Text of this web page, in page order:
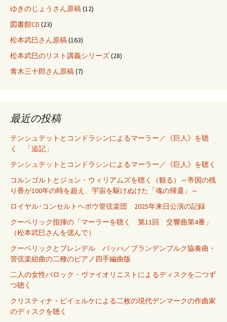
ゲ
ー
シ
ョ
ン
ゆきのじょうさん原稿(12)
図書館CD (23)
松本武巳さん原稿(163)
松本武巳のリスト講義シリーズ(28)
青木三十郎さん原稿(7)
最近の投稿
テンシュテットとコンドラシンによるマーラー／《巨人》を聴
く 「追記」
テンシュテットとコンドラシンによるマーラー／《巨人》を聴く
コルンゴルトとジョン・ウィリアムズを聴く（観る）～帝国の残
り香が100年の時を超え、宇宙を駆けぬけた「魂の帰還」～
ロイヤル･コンセルトヘボウ管弦楽団 2025年来日公演の記録
クーベリック指揮の「マーラーを聴く 第11回 交響曲第4番」
（松本武巳さんを偲んで）
クーベリックとブレンデル バッハ／ブランデンブルク協奏曲・
管弦楽組曲の二種のピアノ四手編曲版
二人の女性バロック・ヴァイオリニストによるディスクを二つず
つ聴く
クリスティナ・ビイェルケによる二枚の現代デンマークの作曲家
のディスクを聴く